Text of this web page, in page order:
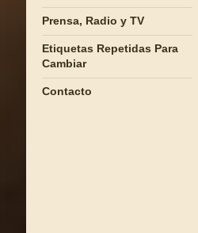
Prensa, Radio y TV
Etiquetas Repetidas Para
Cambiar
Contacto